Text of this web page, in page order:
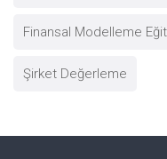
Finansal Modelleme
Şirket Değerleme